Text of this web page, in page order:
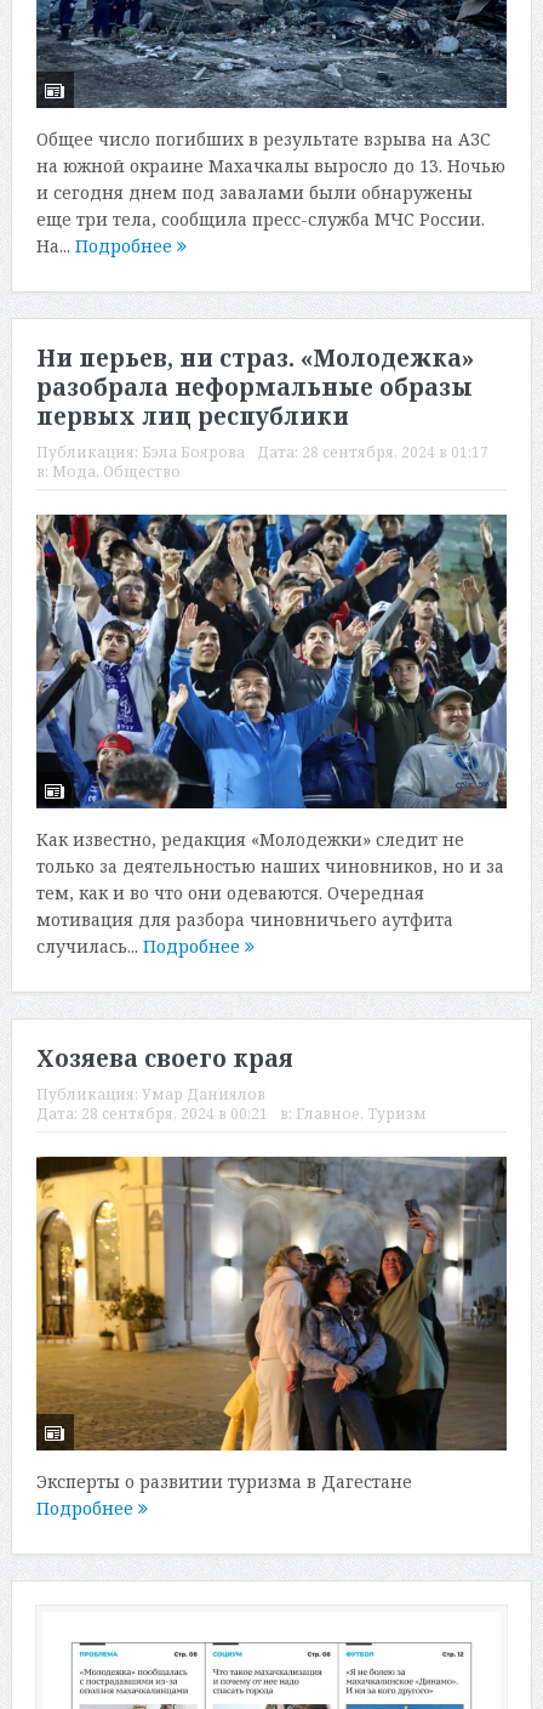
Общее число погибших в результате взрыва на АЗС
на южной окраине Махачкалы выросло до 13. Ночью
и сегодня днем под завалами были обнаружены
еще три тела, сообщила пресс-служба МЧС России.
На... Подробнее
Ни перьев, ни страз. «Молодежка»
разобрала неформальные образы
первых лиц республики
Публикация: Бэла Боярова Дата: 28 сентября, 2024 в 01:17
в: Мода, Общество
Как известно, редакция «Молодежки» следит не
только за деятельностью наших чиновников, но и за
тем, как и во что они одеваются. Очередная
мотивация для разбора чиновничьего аутфита
случилась... Подробнее
Хозяева своего края
Публикация: Умар Даниялов
Дата: 28 сентября, 2024 в 00:21 в: Главное, Туризм
Эксперты о развитии туризма в Дагестане
Подробнее